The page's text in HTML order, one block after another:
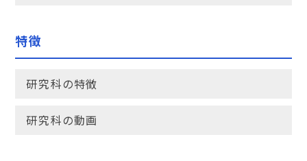
特徴
研究科の特徴
研究科の動画